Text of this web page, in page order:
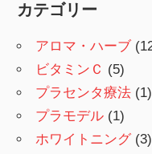
カテゴリー
アロマ・ハーブ
ビタミンＣ (5)
プラセンタ療法 (1)
プラモデル (1)
ホワイトニング(3)